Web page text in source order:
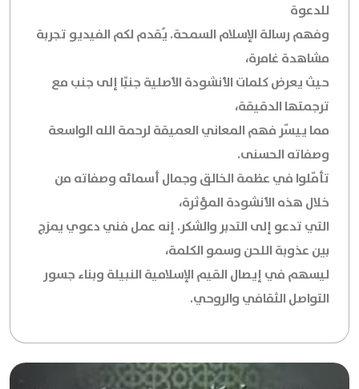
للدعوة
وفهم رسالة الإسلام السمحة. يُقدم لكم الفيديو تجربة
مشاهدة غامرة،
حيث يعرض كلمات الأنشودة الأصلية جنبًا إلى جنب مع
ترجمتها الدقيقة،
مما ييسّر فهم المعاني العميقة لرحمة الله الواسعة
وصفاته الحسنى.
تأمّلوا في عظمة الخالق وجمال أسمائه وصفاته من
خلال هذه الأنشودة المؤثرة،
التي تدعو إلى التدبر والشكر. إنه عمل فني دعوي يمزج
بين عذوبة اللحن وسمو الكلمة،
ليسهم في إيصال القيم الإسلامية النبيلة وبناء جسور
التواصل الثقافي والروحي.